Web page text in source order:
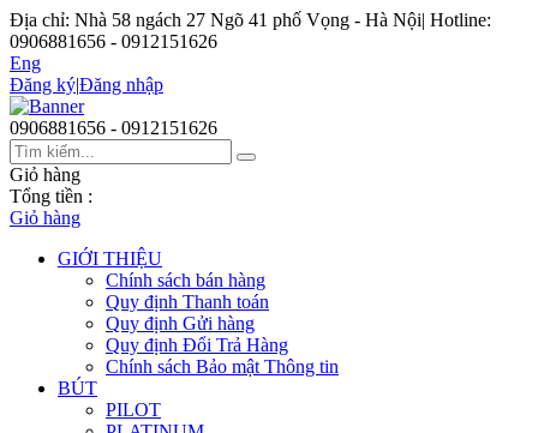
Địa chỉ: Nhà 58 ngách 27 Ngõ 41 phố Vọng - Hà Nội| Hotline:
0906881656 - 0912151626
Eng
Đăng ký|Đăng nhập
0906881656 - 0912151626
Giỏ hàng
Tổng tiền :
Giỏ hàng
GIỚI THIỆU
Chính sách bán hàng
Quy định Thanh toán
Quy định Gửi hàng
Quy định Đổi Trả Hàng
Chính sách Bảo mật Thông tin
BÚT
PILOT